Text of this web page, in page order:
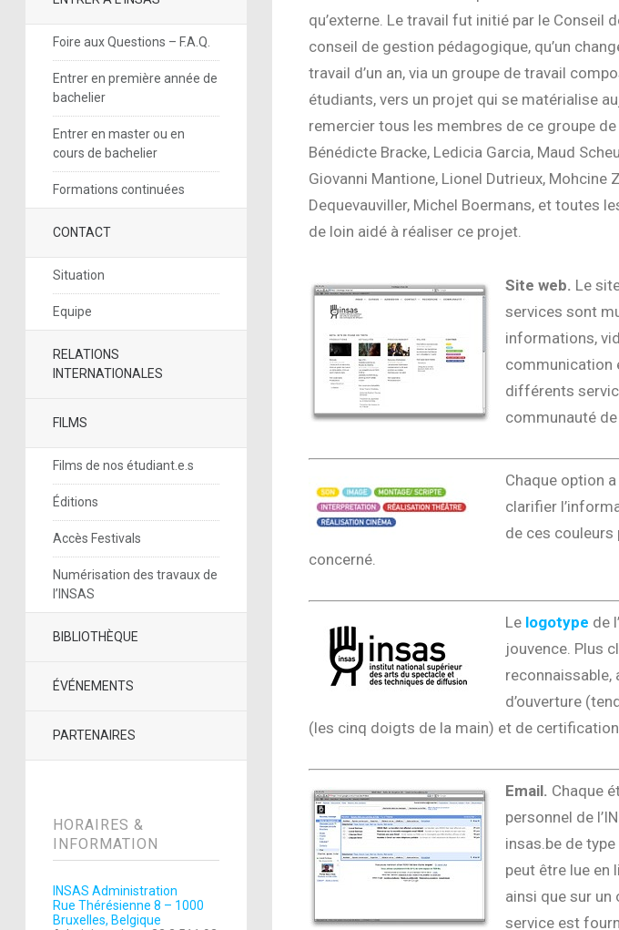
Foire aux Questions – F.A.Q.
Entrer en première année de
bachelier
Entrer en master ou en
cours de bachelier
Formations continuées
CONTACT
Situation
Equipe
RELATIONS
INTERNATIONALES
FILMS
Films de nos étudiant.e.s
Éditions
Accès Festivals
Numérisation des travaux de
l’INSAS
BIBLIOTHÈQUE
ÉVÉNEMENTS
PARTENAIRES
HORAIRES &
INFORMATION
INSAS Administration
Rue Thérésienne 8 – 1000
Bruxelles, Belgique
qu’externe. Le travail fut initié par le Conseil
conseil de gestion pédagogique, qu’un
travail d’un an, via un groupe de travail
étudiants, vers un projet qui se matérialise
remercier tous les membres de ce groupe
Bénédicte Bracke, Ledicia Garcia, Maud
Giovanni Mantione, Lionel Dutrieux, Mohcine
Dequevauviller, Michel Boermans, et toutes
de loin aidé à réaliser ce projet.
Site web. Le
services sont
informations,
communication
différents
communauté de
Chaque option a
clarifier
de ces
concerné.
Le logotype de
jouvence. Plus
reconnaissable,
d’ouverture
(les cinq doigts de la main) et de
Email. Chaque
personnel de
insas.be de
peut être lue en
ainsi que sur un
service est